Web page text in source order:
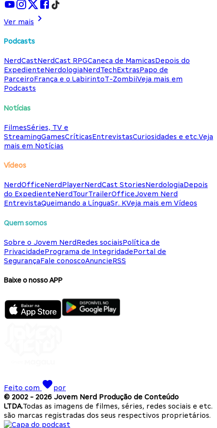
Ver mais
Podcasts
NerdCastNerdCast RPGCaneca de MamicasDepois do
ExpedienteNerdologiaNerdTechExtrasPapo de
ParceiroFrança e o LabirintoT-ZombiiVeja mais em
Podcasts
Notícias
FilmesSéries, TV e
StreamingGamesCríticasEntrevistasCuriosidades e etc.Veja
mais em Notícias
Vídeos
NerdOfficeNerdPlayerNerdCast StoriesNerdologiaDepois
do ExpedienteNerdTourTrailerOfficeJovem Nerd
EntrevistaQueimando a LínguaSr. KVeja mais em Vídeos
Quem somos
Sobre o Jovem NerdRedes sociaisPolítica de
PrivacidadePrograma de IntegridadePortal de
SegurançaFale conoscoAnuncieRSS
Baixe o nosso APP
Feito com
por
© 2002 - 2026 Jovem Nerd Produção de Conteúdo
LTDA.Todas as imagens de filmes, séries, redes sociais e etc.
são marcas registradas dos seus respectivos proprietários.